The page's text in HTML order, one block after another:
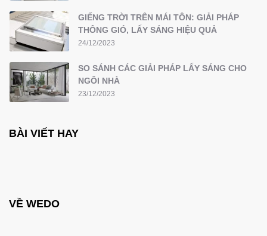
GIẾNG TRỜI TRÊN MÁI TÔN: GIẢI PHÁP
THÔNG GIÓ, LẤY SÁNG HIỆU QUẢ
24/12/2023
SO SÁNH CÁC GIẢI PHÁP LẤY SÁNG CHO
NGÔI NHÀ
23/12/2023
BÀI VIẾT HAY
VỀ WEDO